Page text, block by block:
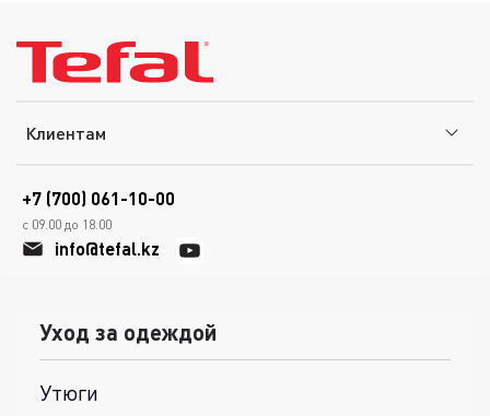
Клиентам
+7 (700) 061-10-00
с 09.00 до 18.00
info@tefal.kz
Уход за одеждой
Утюги